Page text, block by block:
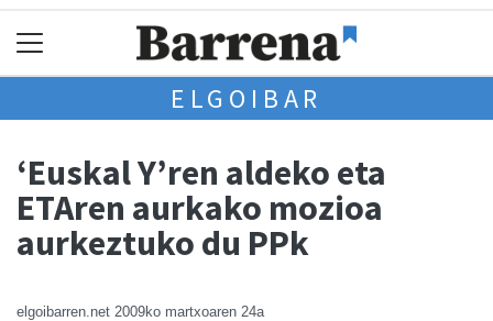
ELGOIBAR
‘Euskal Y’ren aldeko eta
ETAren aurkako mozioa
aurkeztuko du PPk
elgoibarren.net 2009ko martxoaren 24a